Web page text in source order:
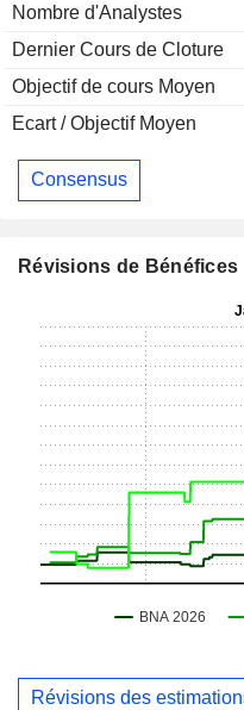
Nombre d'Analystes
Dernier Cours de Cloture
Objectif de cours Moyen
Ecart / Objectif Moyen
Consensus
Révisions de Bénéfices
Révisions des